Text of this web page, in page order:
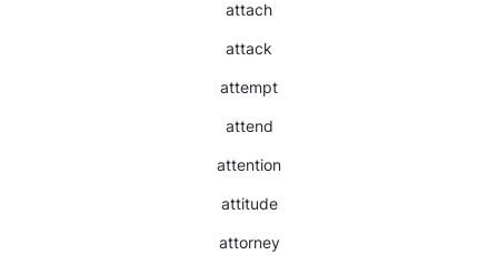
attach
attack
attempt
attend
attention
attitude
attorney